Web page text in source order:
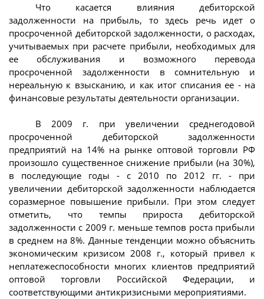
Что касается влияния дебиторской
задолженности на прибыль, то здесь речь идет о
просроченной дебиторской задолженности, о расходах,
учитываемых при расчете прибыли, необходимых для
ее обслуживания и возможного перевода
просроченной задолженности в сомнительную и
нереальную к взысканию, и как итог списания ее - на
финансовые результаты деятельности организации.
В 2009 г. при увеличении среднегодовой
просроченной дебиторской задолженности
предприятий на 14% на рынке оптовой торговли РФ
произошло существенное снижение прибыли (на 30%),
в последующие годы - с 2010 по 2012 гг. - при
увеличении дебиторской задолженности наблюдается
соразмерное повышение прибыли. При этом следует
отметить, что темпы прироста дебиторской
задолженности с 2009 г. меньше темпов роста прибыли
в среднем на 8%. Данные тенденции можно объяснить
экономическим кризисом 2008 г., который привел к
неплатежеспособности многих клиентов предприятий
оптовой торговли Российской Федерации, и
соответствующими антикризисными мероприятиями.